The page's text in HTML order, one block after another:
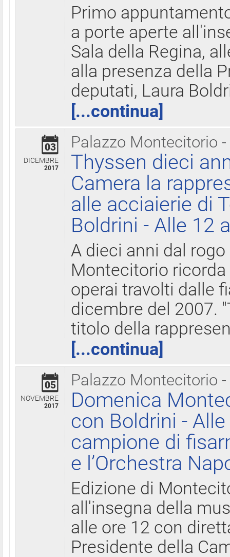
Primo
a porte aperte
Sala della Regina,
alla presenza della
deputati, Laura
[...continua]
Palazzo Montecitorio
03
DICEMBRE
2017
Thyssen dieci
Camera la
alle acciaierie di
Boldrini - Alle 12
A dieci anni dal
Montecitorio
operai travolti dalle
dicembre del 2007.
titolo della
[...continua]
Palazzo Montecitorio
05
NOVEMBRE
2017
Domenica
con Boldrini -
campione di
e l’Orchestra
Edizione di
all'insegna della
alle ore 12 con
Presidente della